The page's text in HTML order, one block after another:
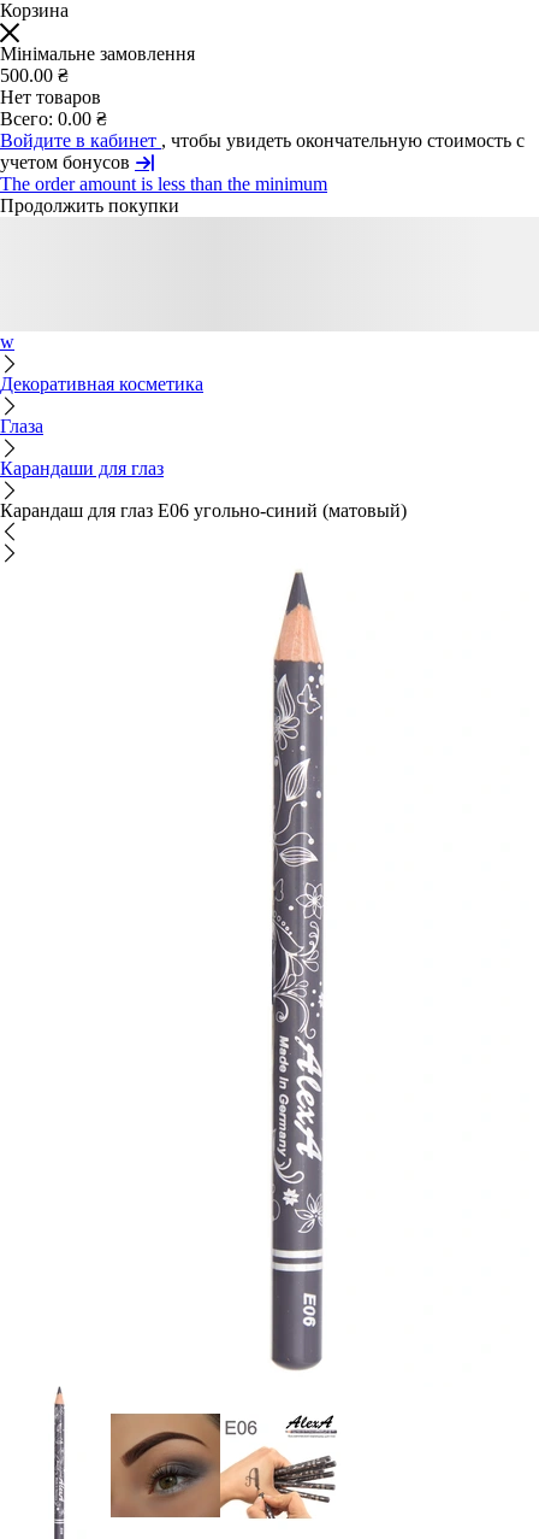
Корзина
Мінімальне замовлення
500.00 ₴
Нет товаров
Всего: 0.00 ₴
Войдите в кабинет , чтобы увидеть окончательную стоимость с
учетом бонусов
The order amount is less than the minimum
Продолжить покупки
w
Декоративная косметика
Глаза
Карандаши для глаз
Карандаш для глаз E06 угольно-синий (матовый)